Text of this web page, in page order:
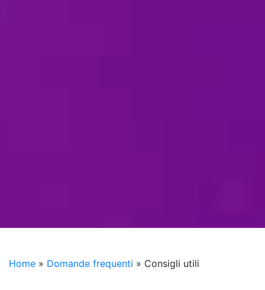
Home » Domande frequenti » Consigli utili